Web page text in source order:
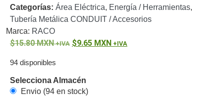
o
Refacciones Probadores
de
VideoTransceptores
de Video
Conectores
Adaptador
Categorías: Área Eléctrica, Energía / Herramientas,
Tubería Metálica CONDUIT / Accesorios
Marca: RACO
15.80MXN 9.65 MXN
94 disponibles
Selecciona Almacén
Envio (94 en stock)